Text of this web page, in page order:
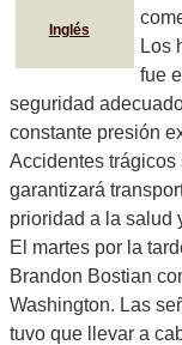
Inglés
Los
fue
seguridad
constante presión
Accidentes
garantizará
prioridad a la salud
El martes por la
Brandon Bostian
Washington. Las
tuvo que llevar a